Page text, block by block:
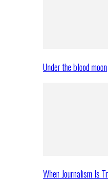
Under the blood moon
When Journalism Is